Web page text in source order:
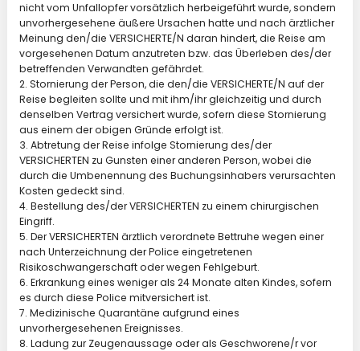
nicht vom Unfallopfer vorsätzlich herbeigeführt wurde, sondern
unvorhergesehene äußere Ursachen hatte und nach ärztlicher
Meinung den/die VERSICHERTE/N daran hindert, die Reise am
vorgesehenen Datum anzutreten bzw. das Überleben des/der
betreffenden Verwandten gefährdet.
2. Stornierung der Person, die den/die VERSICHERTE/N auf der
Reise begleiten sollte und mit ihm/ihr gleichzeitig und durch
denselben Vertrag versichert wurde, sofern diese Stornierung
aus einem der obigen Gründe erfolgt ist.
3. Abtretung der Reise infolge Stornierung des/der
VERSICHERTEN zu Gunsten einer anderen Person, wobei die
durch die Umbenennung des Buchungsinhabers verursachten
Kosten gedeckt sind.
4. Bestellung des/der VERSICHERTEN zu einem chirurgischen
Eingriff.
5. Der VERSICHERTEN ärztlich verordnete Bettruhe wegen einer
nach Unterzeichnung der Police eingetretenen
Risikoschwangerschaft oder wegen Fehlgeburt.
6. Erkrankung eines weniger als 24 Monate alten Kindes, sofern
es durch diese Police mitversichert ist.
7. Medizinische Quarantäne aufgrund eines
unvorhergesehenen Ereignisses.
8. Ladung zur Zeugenaussage oder als Geschworene/r vor